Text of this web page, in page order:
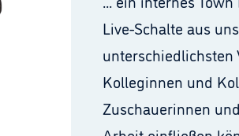
Live-Schalte aus
unterschiedlichsten
Kolleginnen und
Zuschauerinnen